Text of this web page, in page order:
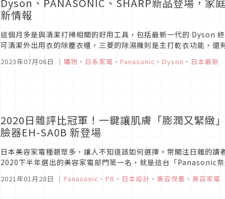
新情報
這個月多是與清潔打掃相關的好用工具，包括最新一代的 Dyson
可清潔外出用衣的除塵衣櫃，三菱的除濕機則是主打乾衣功能，還
2023年07月06日 ｜ 購物 、 日系家電 、 Panasonic 、 Dyson 、 日本最新
2020日雜評比冠軍！一鍵讓肌膚「膨潤又緊緻
臉器EH-SA0B 新登場
日本美容家電種類眾多，讓人不知道該如何選擇。常關注日雜的讀
2020下半年選出的美容家電部門第一名，就是這台「Panasonic
2021年01月28日 ｜ Panasonic 、 PR 、 日本設計 、 美容保養 、 美容家電